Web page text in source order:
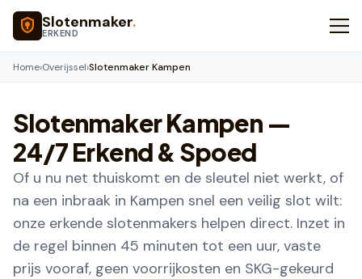
Naar hoofdinhoud
Slotenmaker.
ERKEND
Home›Overijssel›Slotenmaker Kampen
SlotenmakerKampen —
24/7 Erkend & Spoed
Of u nu net thuiskomt en de sleutel niet werkt, of
na een inbraak in Kampen snel een veilig slot wilt:
onze erkende slotenmakers helpen direct. Inzet in
de regel binnen 45 minuten tot een uur, vaste
prijs vooraf, geen voorrijkosten en SKG-gekeurd